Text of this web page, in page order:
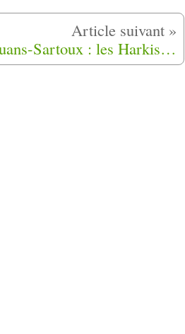
Mouans-Sartoux : les Harkis solidaires en faveur des sinistrés des trois Vallées du (06)